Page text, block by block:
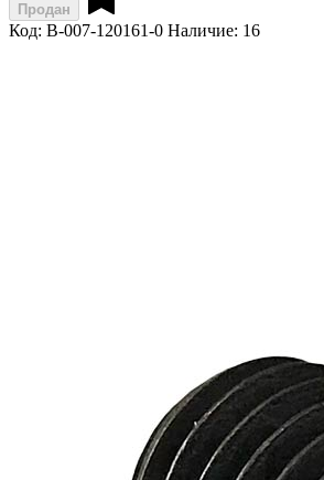
Продан
Код: B-007-120161-0 Наличие: 16